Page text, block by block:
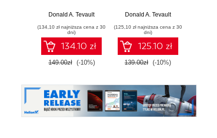
Empower tasks
Scripting
Donald A. Tevault
(134,10 zł najniższa cena z 30
dni)
134.10 zł
149.00zł (-10%)
protecting your
cyber attacks -
Third Edition
Donald A. Tevault
(125,10 zł najniższa cena z 30
dni)
125.10 zł
139.00zł (-10%)